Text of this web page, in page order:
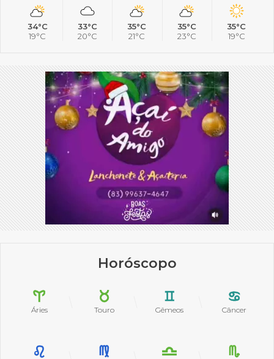
34°C
19°C
33°C
20°C
35°C
21°C
35°C
23°C
35°C
19°C
Horóscopo
Áries Touro Gêmeos Câncer